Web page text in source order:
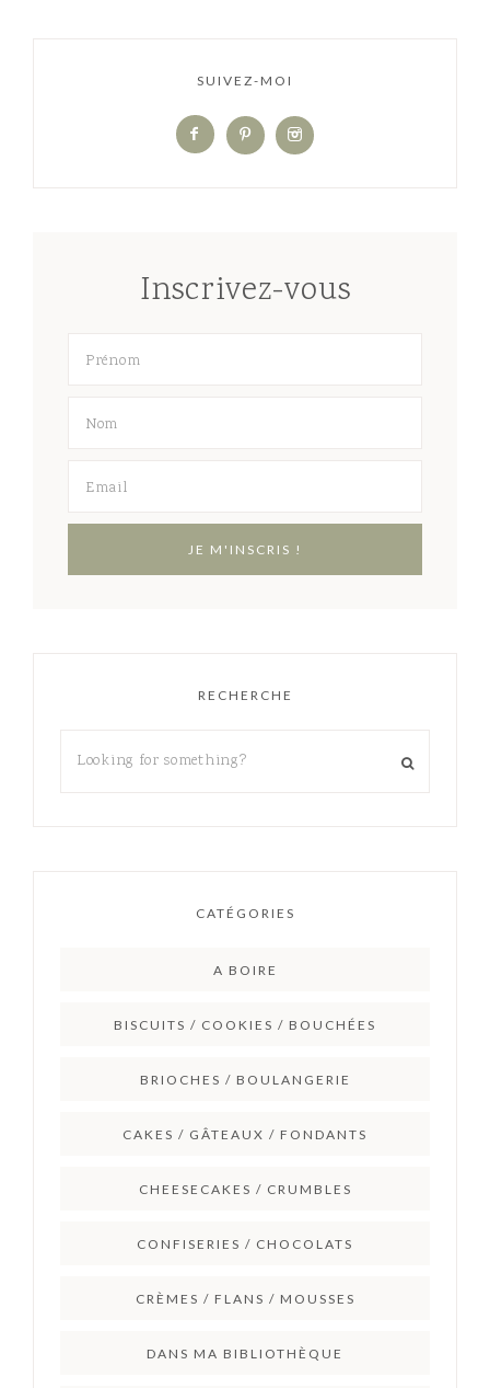
SUIVEZ-MOI
Inscrivez-vous
RECHERCHE
CATÉGORIES
A BOIRE
BISCUITS / COOKIES / BOUCHÉES
BRIOCHES / BOULANGERIE
CAKES / GÂTEAUX / FONDANTS
CHEESECAKES / CRUMBLES
CONFISERIES / CHOCOLATS
CRÈMES / FLANS / MOUSSES
DANS MA BIBLIOTHÈQUE